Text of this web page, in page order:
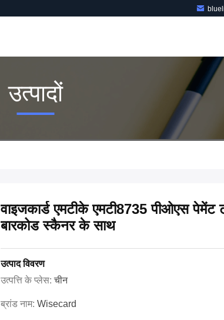
उत्पादों
वाइजकार्ड एमटीके एमटी8735 पीओएस पेमेंट
बारकोड स्कैनर के साथ
उत्पाद विवरण
उत्पत्ति के प्लेस:चीन
ब्रांड नाम: Wisecard